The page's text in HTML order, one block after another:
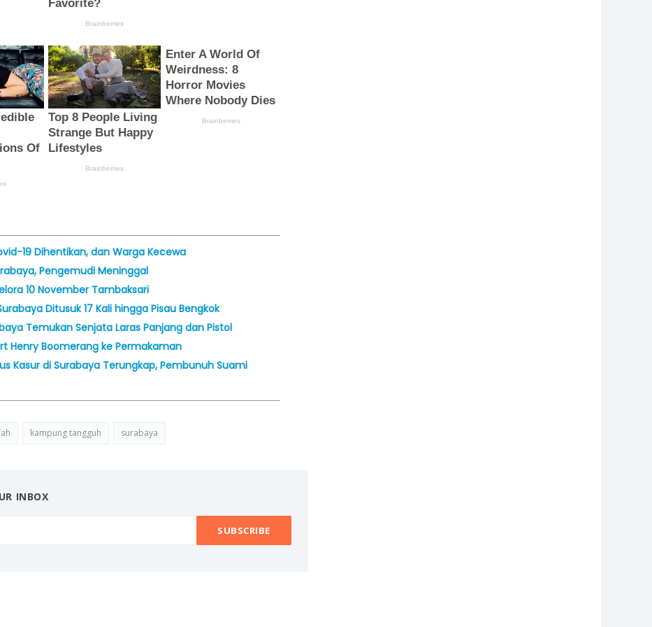
19 Dihentikan, dan Warga Kecewa
Pengemudi Meninggal
10 November Tambaksari
Ditusuk 17 Kali hingga Pisau Bengkok
Temukan Senjata Laras Panjang dan Pistol
Henry Boomerang ke Permakaman
Kasur di Surabaya Terungkap, Pembunuh Suami
kampung tangguh surabaya
INBOX